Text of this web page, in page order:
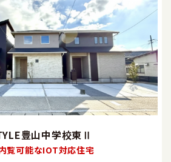
豊山中学校東Ⅱ
覧可能なIOT対応住宅